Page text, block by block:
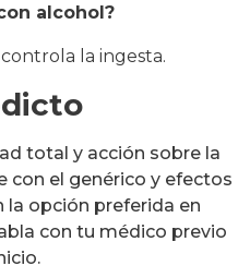
alcohol?
la ingesta.
total y acción sobre la
con el genérico y efectos
la opción preferida en
con tu médico previo